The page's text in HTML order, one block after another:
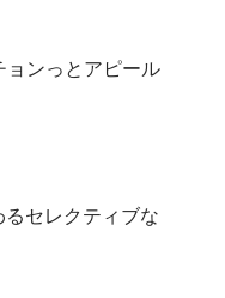
ンっとアピール
セレクティブな